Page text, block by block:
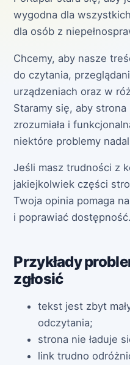
wygodna dla
dla osób z
Chcemy, aby nasze
do czytania,
urządzeniach oraz w
Staramy się, aby strona
zrozumiała i
niektóre problemy
Jeśli masz trudności z
jakiejkolwiek części
Twoja opinia pomaga
i poprawiać dostępność.
Przykłady
zgłosić
tekst jest zbyt
odczytania;
strona nie ładuje
link trudno